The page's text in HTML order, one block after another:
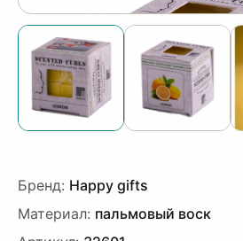
Бренд: Happy gifts
Материал: пальмовый воск